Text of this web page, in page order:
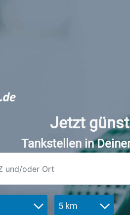
Jetzt
Tankstellen in
5 km